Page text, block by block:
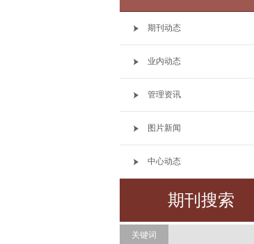
期刊动态
业内动态
管理资讯
图片新闻
中心动态
期刊搜索
关键词